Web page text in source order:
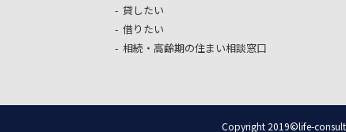
貸したい
借りたい
相続・高齢期の住まい相談窓口
Copyright 2019©life-